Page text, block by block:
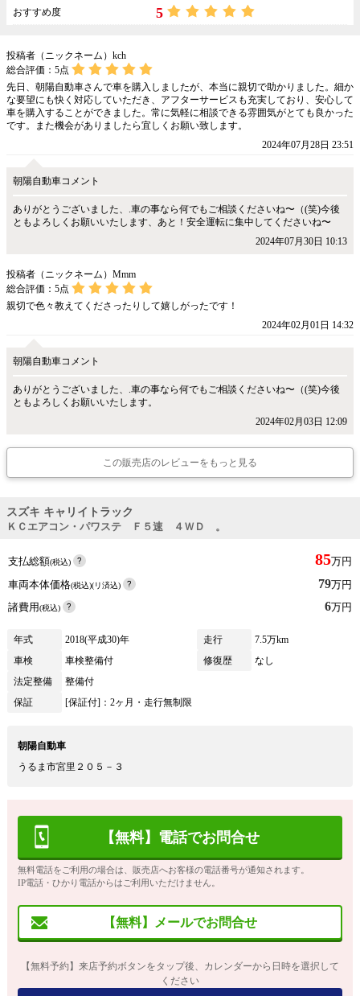
おすすめ度 5
投稿者（ニックネーム）kch
総合評価： 5点
先日、朝陽自動車さんで車を購入しましたが、本当に親切で助かりました。細か
な要望にも快く対応していただき、アフターサービスも充実しており、安心して
車を購入することができました。常に気軽に相談できる雰囲気がとても良かった
です。また機会がありましたら宜しくお願い致します。
2024年07月28日 23:51
朝陽自動車コメント
ありがとうございました、.車の事なら何でもご相談くださいね〜（(笑)今後
ともよろしくお願いいたします、あと！安全運転に集中してくださいね〜
2024年07月30日 10:13
投稿者（ニックネーム）Mmm
総合評価： 5点
親切で色々教えてくださったりして嬉しがったです！
2024年02月01日 14:32
朝陽自動車コメント
ありがとうございました、.車の事なら何でもご相談くださいね〜（(笑)今後
ともよろしくお願いいたします。
2024年02月03日 12:09
この販売店のレビューをもっと見る
スズキ キャリイトラック
ＫＣエアコン・パワステ Ｆ５速 ４ＷＤ 。
支払総額(税込) 85万円
車両本体価格(税込)(リ済込) 79万円
諸費用(税込) 6万円
年式 2018(平成30)年 走行
7.5万km
車検
車検整備付 修復歴
なし
法定整備
整備付
保証
[保証付]：2ヶ月・走行無制限
朝陽自動車
うるま市宮里２０５－３
【無料】電話でお問合せ
無料電話をご利用の場合は、販売店へお客様の電話番号が通知されます。
IP電話・ひかり電話からはご利用いただけません。
【無料】メールでお問合せ
【無料予約】来店予約ボタンをタップ後、カレンダーから日時を選択して
ください